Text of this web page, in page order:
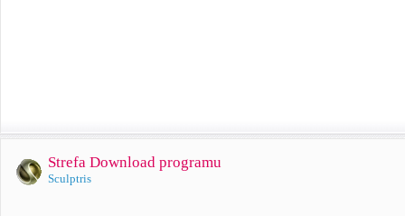
Strefa Download programu
Sculptris